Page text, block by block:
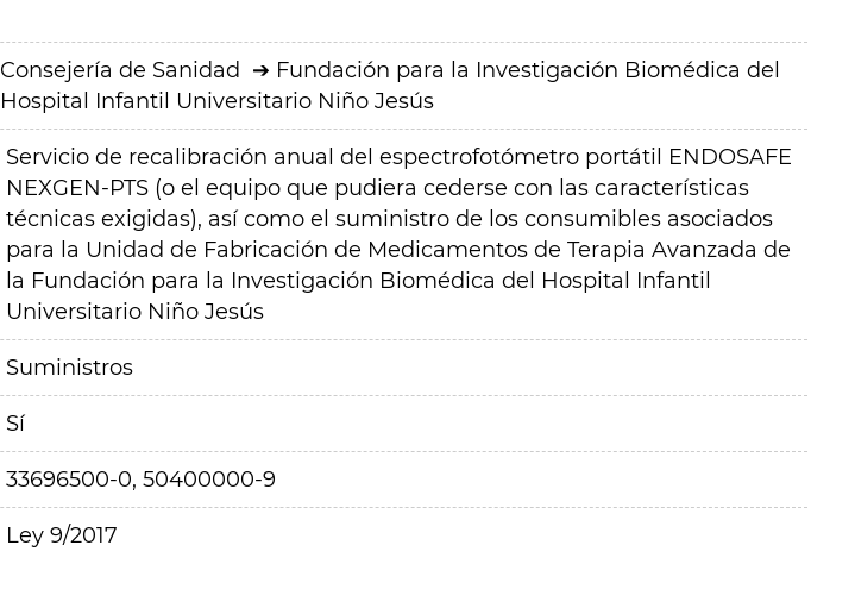
Consejería de Sanidad
Fundación para la Investigación Biomédica del
Hospital Infantil Universitario Niño Jesús
Servicio de recalibración anual del espectrofotómetro portátil ENDOSAFE
NEXGEN-PTS (o el equipo que pudiera cederse con las características
técnicas exigidas), así como el suministro de los consumibles asociados
para la Unidad de Fabricación de Medicamentos de Terapia Avanzada de
la Fundación para la Investigación Biomédica del Hospital Infantil
Universitario Niño Jesús
Suministros
Sí
33696500-0, 50400000-9
Ley 9/2017